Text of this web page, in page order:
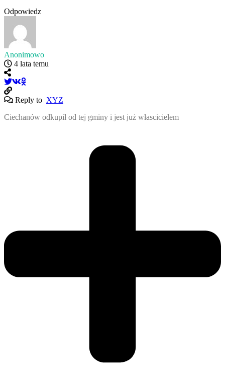
Odpowiedz
Anonimowo
4 lata temu
Reply to XYZ
Ciechanów odkupił od tej gminy i jest już włascicielem